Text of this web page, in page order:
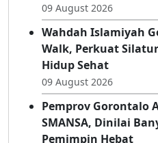
09 August 2026
Wahdah Islamiyah
Walk, Perkuat
Hidup Sehat
09 August 2026
Pemprov Gorontalo
SMANSA, Dinilai
Pemimpin Hebat